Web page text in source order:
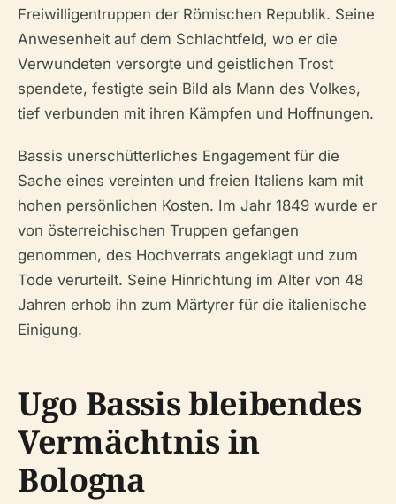
Freiwilligentruppen der Römischen Republik. Seine
Anwesenheit auf dem Schlachtfeld, wo er die
Verwundeten versorgte und geistlichen Trost
spendete, festigte sein Bild als Mann des Volkes,
tief verbunden mit ihren Kämpfen und Hoffnungen.
Bassis unerschütterliches Engagement für die
Sache eines vereinten und freien Italiens kam mit
hohen persönlichen Kosten. Im Jahr 1849 wurde er
von österreichischen Truppen gefangen
genommen, des Hochverrats angeklagt und zum
Tode verurteilt. Seine Hinrichtung im Alter von 48
Jahren erhob ihn zum Märtyrer für die italienische
Einigung.
Ugo Bassis bleibendes
Vermächtnis in
Bologna